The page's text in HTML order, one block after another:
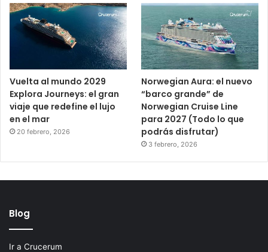
Vuelta al mundo 2029
Explora Journeys: el gran
viaje que redefine el lujo
en el mar
20 febrero, 2026
Norwegian Aura: el nuevo
“barco grande” de
Norwegian Cruise Line
para 2027 (Todo lo que
podrás disfrutar)
3 febrero, 2026
Blog
Ir a Crucerum